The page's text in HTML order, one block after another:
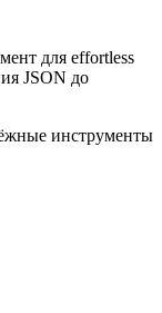
для effortless
JSON до
инструменты